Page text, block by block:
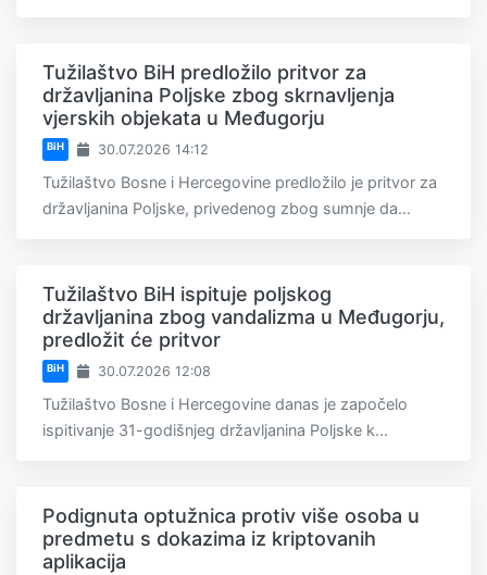
Tužilaštvo BiH predložilo pritvor za
državljanina Poljske zbog skrnavljenja
vjerskih objekata u Međugorju
BiH 30.07.2026 14:12
Tužilaštvo Bosne i Hercegovine predložilo je pritvor za
državljanina Poljske, privedenog zbog sumnje da...
Tužilaštvo BiH ispituje poljskog
državljanina zbog vandalizma u Međugorju,
predložit će pritvor
BiH 30.07.2026 12:08
Tužilaštvo Bosne i Hercegovine danas je započelo
ispitivanje 31-godišnjeg državljanina Poljske k...
Podignuta optužnica protiv više osoba u
predmetu s dokazima iz kriptovanih
aplikacija